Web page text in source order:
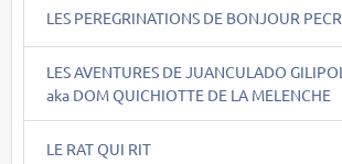
LES PEREGRINATIONS DE BONJOUR
LES AVENTURES DE JUANCULADO
aka DOM QUICHIOTTE DE LA MELENCHE
LE RAT QUI RIT